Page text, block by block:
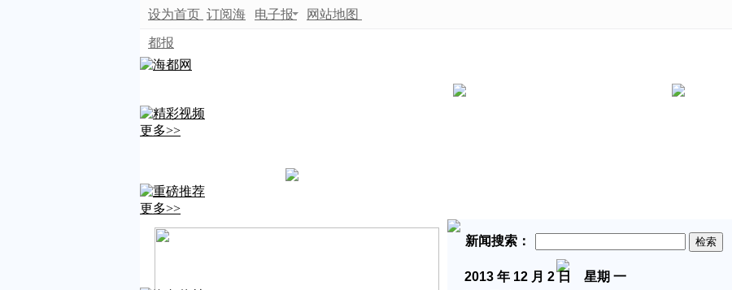
设为首页 订阅海
都报
电子报 网站地图
更多>>
更多>>
新闻搜索：
2013 年 12 月 2 日 星期 一